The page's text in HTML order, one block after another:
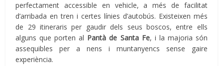
perfectament accessible en vehicle, a més de facilitat
d’arribada en tren i certes línies d’autobús. Existeixen més
de 29 itineraris per gaudir dels seus boscos, entre ells
alguns que porten al Pantà de Santa Fe, i la majoria són
assequibles per a nens i muntanyencs sense gaire
experiència.